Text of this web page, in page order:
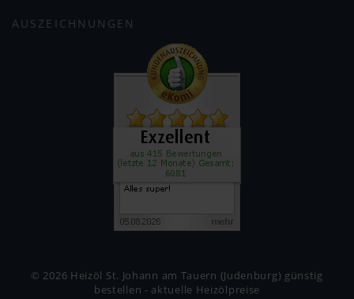
AUSZEICHNUNGEN
© 2026 Heizöl St. Johann am Tauern (Judenburg) günstig
bestellen - aktuelle Heizölpreise